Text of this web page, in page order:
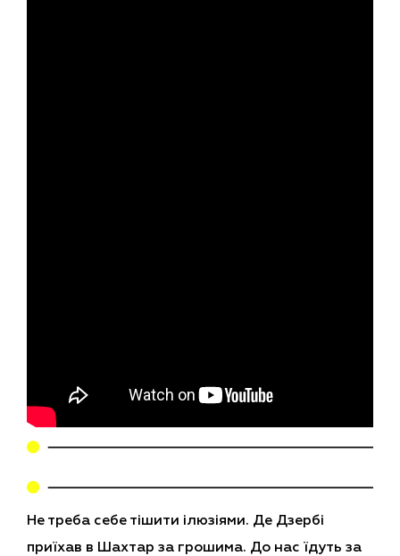
Не треба себе тішити ілюзіями. Де Дзербі
приїхав в Шахтар за грошима. До нас їдуть за